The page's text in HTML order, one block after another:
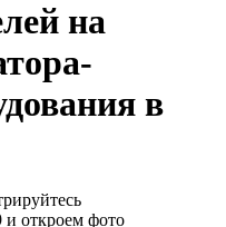
на
в
и откроем фото